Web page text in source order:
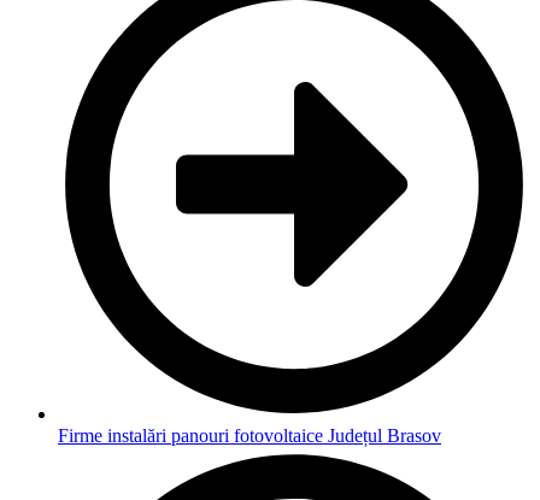
Firme instalări panouri fotovoltaice Județul Brasov